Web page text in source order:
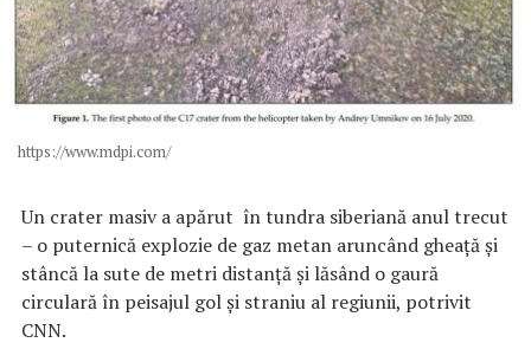
https://www.mdpi.com/
Un crater masiv a apărut în tundra siberiană anul trecut
– o puternică explozie de gaz metan aruncând gheață și
stâncă la sute de metri distanță și lăsând o gaură
circulară în peisajul gol și straniu al regiunii, potrivit
CNN.